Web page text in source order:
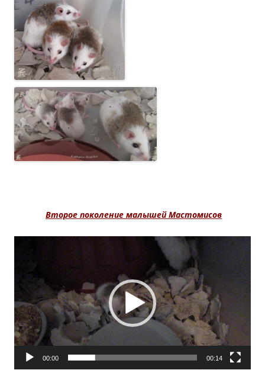
Второе поколение малышей Мастомисов
00:00 00:14